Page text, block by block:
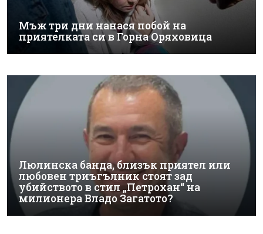
Мъж три дни нанася побой на
приятелката си в Горна Оряховица
Люлинска банда, близък приятел или
любовен триъгълник стоят зад
убийството в стил „Петрохан“ на
милионера Владо Загатото?